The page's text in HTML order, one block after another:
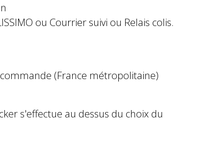
ou Courrier suivi ou Relais colis.
(France métropolitaine)
s'effectue au dessus du choix du